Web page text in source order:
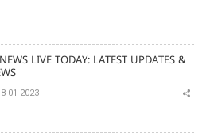
LIVE TODAY: LATEST UPDATES &
01-2023